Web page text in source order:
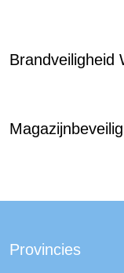
Brandveiligheid
Provincies